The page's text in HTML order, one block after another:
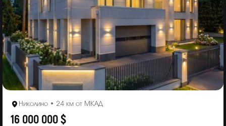
Николино • 24 км от МКАД
16 000 000 $